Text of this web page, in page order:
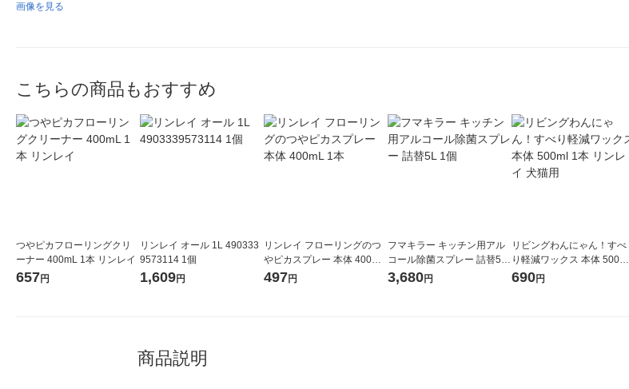
画像を見る
こちらの商品もおすすめ
つやピカフローリングクリ
ーナー 400mL 1本 リンレイ
657円
リンレイ オール 1L 490333
9573114 1個
1,609円
リンレイ フローリングのつ
やピカスプレー 本体 400mL
1本
497円
フマキラー キッチン用アル
コール除菌スプレー 詰替5L
1個
3,680円
リビングわんにゃん！すべ
り軽減ワックス 本体 500ml
1本 リンレイ 犬猫用
690円
商品説明